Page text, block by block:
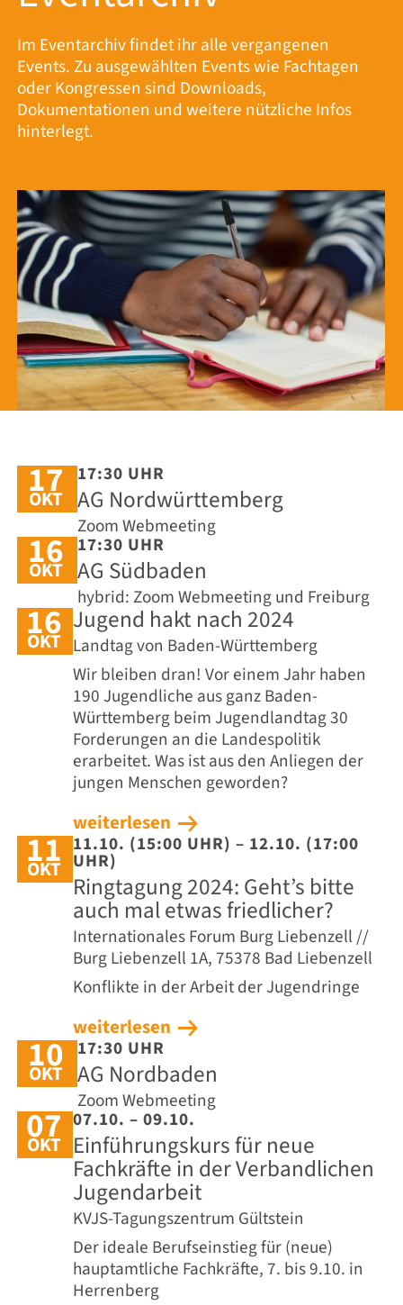
Im Eventarchiv findet ihr alle vergangenen
Events. Zu ausgewählten Events wie Fachtagen
oder Kongressen sind Downloads,
Dokumentationen und weitere nützliche Infos
hinterlegt.
17
OKT
17:30 UHR
AG Nordwürttemberg
Zoom Webmeeting
16
OKT
17:30 UHR
AG Südbaden
hybrid: Zoom Webmeeting und Freiburg
16
OKT
Jugend hakt nach 2024
Landtag von Baden-Württemberg
Wir bleiben dran! Vor einem Jahr haben
190 Jugendliche aus ganz Baden-
Württemberg beim Jugendlandtag 30
Forderungen an die Landespolitik
erarbeitet. Was ist aus den Anliegen der
jungen Menschen geworden?
weiterlesen
11
OKT
11.10. (15:00 UHR) – 12.10. (17:00
UHR)
Ringtagung 2024: Geht’s bitte
auch mal etwas friedlicher?
Internationales Forum Burg Liebenzell //
Burg Liebenzell 1A, 75378 Bad Liebenzell
Konflikte in der Arbeit der Jugendringe
weiterlesen
10
OKT
17:30 UHR
AG Nordbaden
Zoom Webmeeting
07
OKT
07.10. – 09.10.
Einführungskurs für neue
Fachkräfte in der Verbandlichen
Jugendarbeit
KVJS-Tagungszentrum Gültstein
Der ideale Berufseinstieg für (neue)
hauptamtliche Fachkräfte, 7. bis 9.10. in
Herrenberg